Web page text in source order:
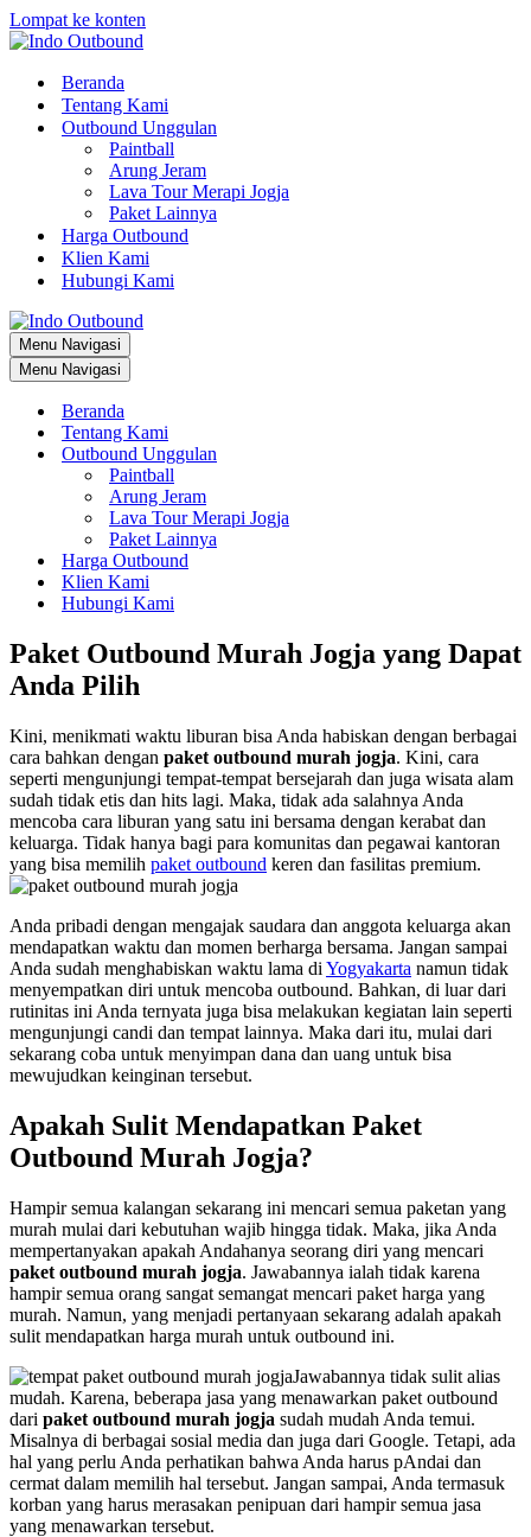
Lompat ke konten
Beranda
Tentang Kami
Outbound Unggulan
Paintball
Arung Jeram
Lava Tour Merapi Jogja
Paket Lainnya
Harga Outbound
Klien Kami
Hubungi Kami
Menu Navigasi
Menu Navigasi
Beranda
Tentang Kami
Outbound Unggulan
Paintball
Arung Jeram
Lava Tour Merapi Jogja
Paket Lainnya
Harga Outbound
Klien Kami
Hubungi Kami
Paket Outbound Murah Jogja yang Dapat
Anda Pilih
Kini, menikmati waktu liburan bisa Anda habiskan dengan berbagai
cara bahkan dengan paket outbound murah jogja. Kini, cara
seperti mengunjungi tempat-tempat bersejarah dan juga wisata alam
sudah tidak etis dan hits lagi. Maka, tidak ada salahnya Anda
mencoba cara liburan yang satu ini bersama dengan kerabat dan
keluarga. Tidak hanya bagi para komunitas dan pegawai kantoran
yang bisa memilih paket outbound keren dan fasilitas premium.
Anda pribadi dengan mengajak saudara dan anggota keluarga akan
mendapatkan waktu dan momen berharga bersama. Jangan sampai
Anda sudah menghabiskan waktu lama di Yogyakarta namun tidak
menyempatkan diri untuk mencoba outbound. Bahkan, di luar dari
rutinitas ini Anda ternyata juga bisa melakukan kegiatan lain seperti
mengunjungi candi dan tempat lainnya. Maka dari itu, mulai dari
sekarang coba untuk menyimpan dana dan uang untuk bisa
mewujudkan keinginan tersebut.
Apakah Sulit Mendapatkan Paket
Outbound Murah Jogja?
Hampir semua kalangan sekarang ini mencari semua paketan yang
murah mulai dari kebutuhan wajib hingga tidak. Maka, jika Anda
mempertanyakan apakah Andahanya seorang diri yang mencari
paket outbound murah jogja. Jawabannya ialah tidak karena
hampir semua orang sangat semangat mencari paket harga yang
murah. Namun, yang menjadi pertanyaan sekarang adalah apakah
sulit mendapatkan harga murah untuk outbound ini.
Jawabannya tidak sulit alias
mudah. Karena, beberapa jasa yang menawarkan paket outbound
dari paket outbound murah jogja sudah mudah Anda temui.
Misalnya di berbagai sosial media dan juga dari Google. Tetapi, ada
hal yang perlu Anda perhatikan bahwa Anda harus pAndai dan
cermat dalam memilih hal tersebut. Jangan sampai, Anda termasuk
korban yang harus merasakan penipuan dari hampir semua jasa
yang menawarkan tersebut.